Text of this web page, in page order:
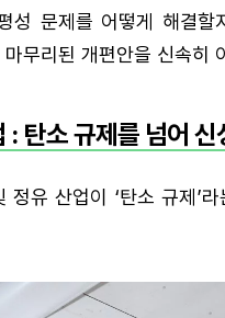
성 문제를 어떻게 해결
무리된 개편안을 신속히
탄소 규제를 넘어 신
유 산업이 ‘탄소 규제’